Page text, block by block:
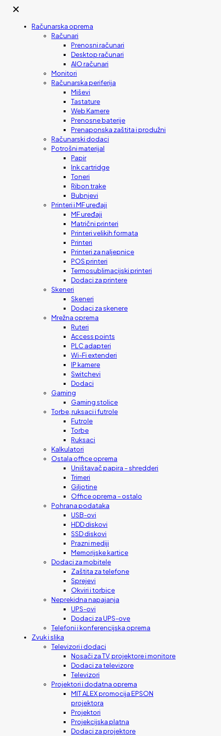
✕
Računarska oprema
Računari
Prenosni računari
Desktop računari
AIO računari
Monitori
Računarska periferija
Miševi
Tastature
Web Kamere
Prenosne baterije
Prenaponska zaštita i produžni
Računarski dodaci
Potrošni materijal
Papir
Ink cartridge
Toneri
Ribon trake
Bubnjevi
Printeri i MF uređaji
MF uređaji
Matrični printeri
Printeri velikih formata
Printeri
Printeri za naljepnice
POS printeri
Termosublimacijski printeri
Dodaci za printere
Skeneri
Skeneri
Dodaci za skenere
Mrežna oprema
Ruteri
Access points
PLC adapteri
Wi-Fi extenderi
IP kamere
Switchevi
Dodaci
Gaming
Gaming stolice
Torbe, ruksaci i futrole
Futrole
Torbe
Ruksaci
Kalkulatori
Ostala office oprema
Uništavač papira – shredderi
Trimeri
Giljotine
Office oprema – ostalo
Pohrana podataka
USB-ovi
HDD diskovi
SSD diskovi
Prazni mediji
Memorijske kartice
Dodaci za mobitele
Zaštita za telefone
Sprejevi
Okviri i torbice
Neprekidna napajanja
UPS-ovi
Dodaci za UPS-ove
Telefoni i konferencijska oprema
Zvuk i slika
Televizori i dodaci
Nosači za TV, projektore i monitore
Dodaci za televizore
Televizori
Projektori i dodatna oprema
MIT ALEX promocija EPSON
projektora
Projektori
Projekcijska platna
Dodaci za projektore